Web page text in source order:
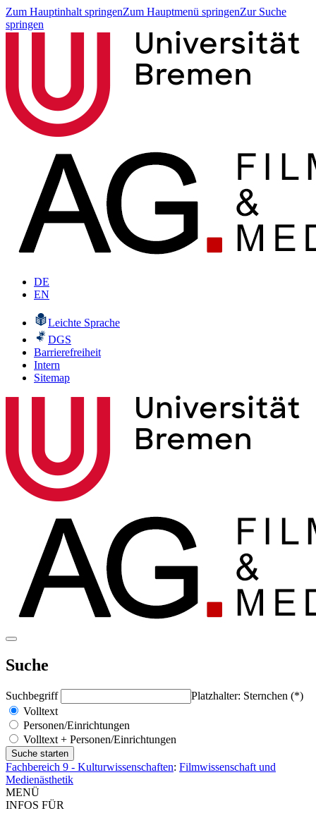
Zum Hauptinhalt springenZum Hauptmenü springenZur Suche
springen
DE
EN
Leichte Sprache
DGS
Barrierefreiheit
Intern
Sitemap
Suche
Suchbegriff
Platzhalter: Sternchen (*)
Volltext
Personen/Einrichtungen
Volltext + Personen/Einrichtungen
Fachbereich 9 - Kulturwissenschaften: Filmwissenschaft und
Medienästhetik
MENÜ
INFOS FÜR